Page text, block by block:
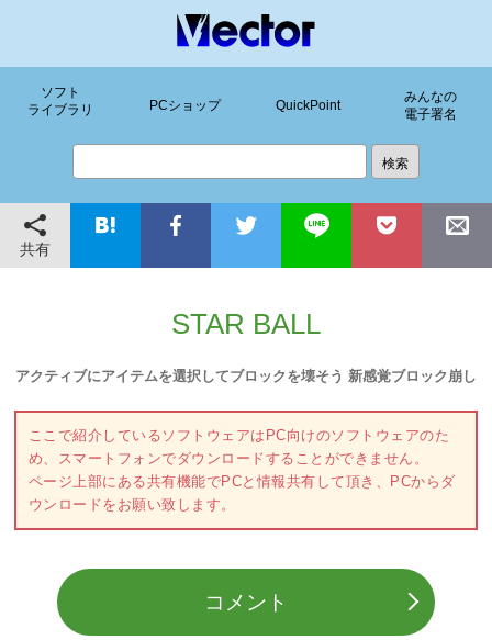
ソフト
ライブラリ
PCショップ QuickPoint
みんなの
電子署名
共有
STAR BALL
アクティブにアイテムを選択してブロックを壊そう 新感覚ブロック崩し
ここで紹介しているソフトウェアはPC向けのソフトウェアのた
め、スマートフォンでダウンロードすることができません。
ページ上部にある共有機能でPCと情報共有して頂き、PCからダ
ウンロードをお願い致します。
コメント